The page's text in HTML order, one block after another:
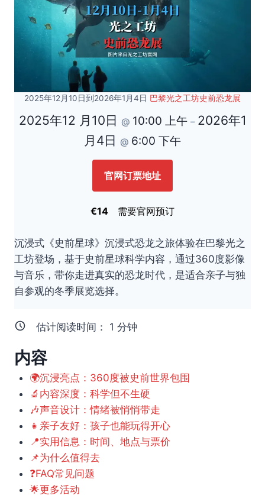
2025年12月10日到2026年1月4日 巴黎光之工坊史前恐龙展
2025年12 月10日 @ 10:00 上午 – 2026年1
月4日
@ 6:00 下午
官网订票地址
€14 需要官网预订
沉浸式《史前星球》沉浸式恐龙之旅体验在巴黎光之
工坊登场，基于史前星球科学内容，通过360度影像
与音乐，带你走进真实的恐龙时代，是适合亲子与独
自参观的冬季展览选择。
估计阅读时间： 1 分钟
内容
🌍沉浸亮点：360度被史前世界包围
🔬内容深度：科学但不生硬
🎶声音设计：情绪被悄悄带走
👧亲子友好：孩子也能玩得开心
📍实用信息：时间、地点与票价
📌为什么值得去
❓FAQ常见问题
🌟更多活动